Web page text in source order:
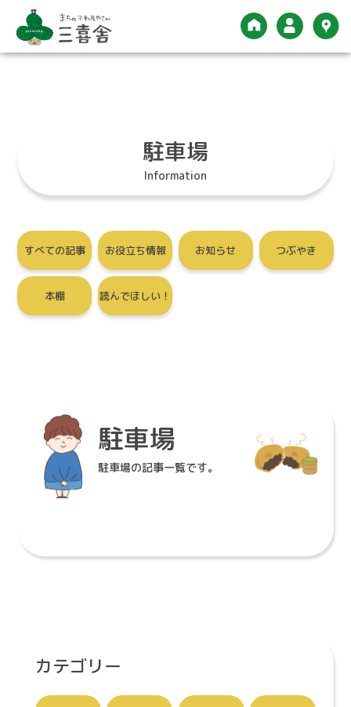
借りたい
貸したい
三喜舎について
ご入居中の方へ
SDGsへの取り組み
新着情報
〒862-0970
熊本県熊本市中央区渡鹿３丁目１４−１８
TEL 096-371-8001
FAX 096-363-6377
駐車場
Information
すべての記事 お役立ち情報 お知らせ つぶやき
本棚 読んでほしい！
駐車場
駐車場の記事一覧です。
カテゴリー